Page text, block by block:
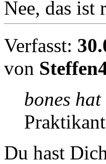
Nee, das ist
Verfasst:
von
bones
Du hast